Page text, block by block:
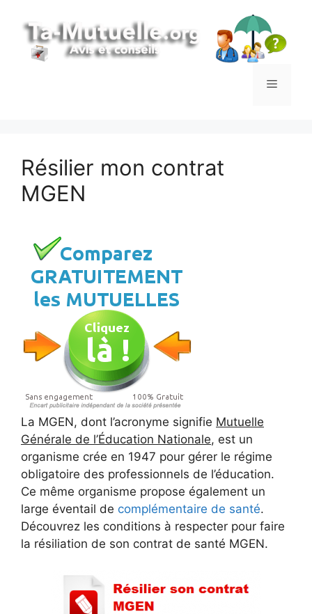
contenu
Menu
Résilier mon contrat
MGEN
La MGEN, dont l’acronyme signifie Mutuelle
Générale de l’Éducation Nationale, est un
organisme crée en 1947 pour gérer le régime
obligatoire des professionnels de l’éducation.
Ce même organisme propose également un
large éventail de complémentaire de santé.
Découvrez les conditions à respecter pour faire
la résiliation de son contrat de santé MGEN.